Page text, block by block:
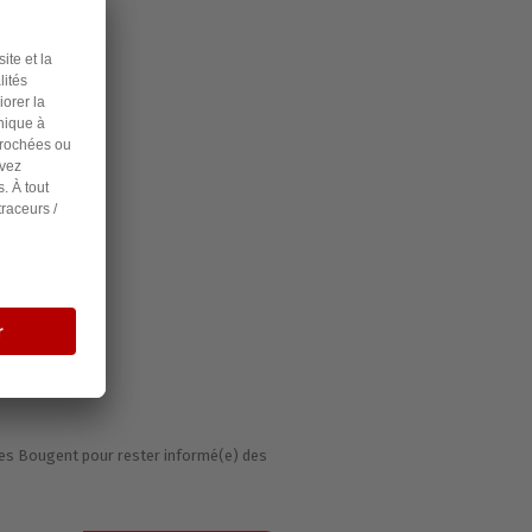
cliquez ici.
Bougent pour rester informé(e) des